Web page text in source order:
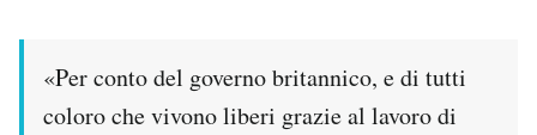
«Per conto del governo britannico, e di tutti
coloro che vivono liberi grazie al lavoro di